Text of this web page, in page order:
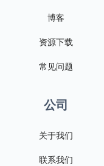
博客
资源下载
常见问题
公司
关于我们
联系我们